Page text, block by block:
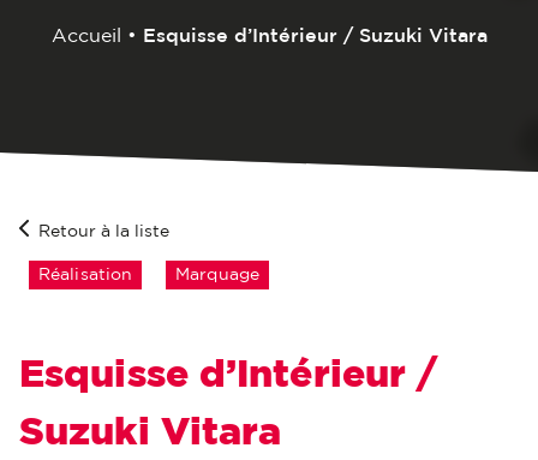
Accueil • Esquisse d’Intérieur / Suzuki Vitara
Retour à la liste
Réalisation Marquage
Esquisse d’Intérieur /
Suzuki Vitara